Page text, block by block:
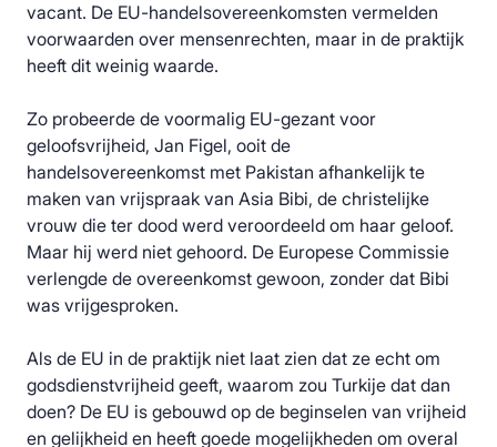
vacant. De EU-handelsovereenkomsten vermelden
voorwaarden over mensenrechten, maar in de praktijk
heeft dit weinig waarde.
Zo probeerde de voormalig EU-gezant voor
geloofsvrijheid, Jan Figel, ooit de
handelsovereenkomst met Pakistan afhankelijk te
maken van vrijspraak van Asia Bibi, de christelijke
vrouw die ter dood werd veroordeeld om haar geloof.
Maar hij werd niet gehoord. De Europese Commissie
verlengde de overeenkomst gewoon, zonder dat Bibi
was vrijgesproken.
Als de EU in de praktijk niet laat zien dat ze echt om
godsdienstvrijheid geeft, waarom zou Turkije dat dan
doen? De EU is gebouwd op de beginselen van vrijheid
en gelijkheid en heeft goede mogelijkheden om overal